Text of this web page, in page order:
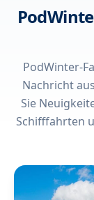
PodWinter-
Nachricht
Sie
Schifffahrten